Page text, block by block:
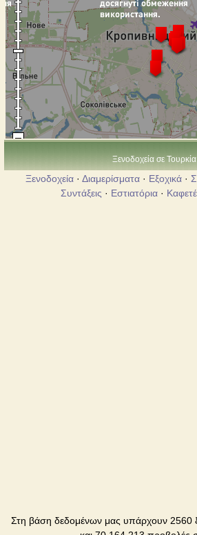
Ξενοδοχεία σε Τουρκία
Ξενοδοχεία· Διαμερίσματα· Εξοχικά·
Συντάξεις · Εστιατόρια·
Στη βάση δεδομένων μας υπάρχουν 2560